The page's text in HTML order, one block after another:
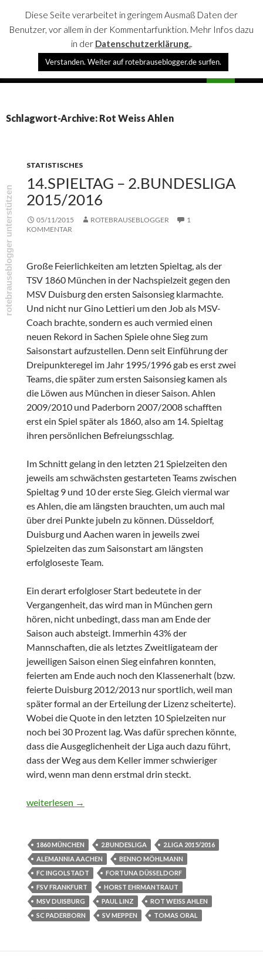
rotebrauseblogger
SPRINGE
Schlagwort-Archive: Rot Weiss Ahlen
STATISTISCHES
14.SPIELTAG – 2.BUNDESLIGA
2015/2016
05/11/2015 ROTEBRAUSEBLOGGER
1
KOMMENTAR
Große Feierlichkeiten am letzten Spieltag, als der
TSV 1860 München in der Nachspielzeit gegen den
MSV Duisburg den ersten Saisonsieg klarmachte.
Und nicht nur Gino Lettieri um den Job als MSV-
Coach brachte, sondern es auch vermied einen
neuen Rekord in Sachen Spiele ohne Sieg zum
Saisonstart aufzustellen. Denn seit Einführung der
Dreipunkteregel im Jahr 1995/1996 gab es erst zwei
Teams, die später zum ersten Saisonsieg kamen als
die Löwen aus München in dieser Saison. Ahlen
2009/2010 und Paderborn 2007/2008 schafften
erst ein Spiel später als 1860, also am 14. Spieltag
ihren persönlichen Befreiungsschlag.
Im Schnitt gelang in den letzten 21 Spielzeiten den
jeweils am schwächsten gestarteten Teams zwischen
Spieltag 9 und 10 der erste Sieg. Gleich viermal war
es Ahlen, die am längsten brauchten, um auch mal
über drei Punkte jubeln zu können. Düsseldorf,
Duisburg und Aachen waren in jeweils zwei
Spielzeiten das zum Saisonstart am längsten
erfolgloseste Team.
Ein derart erfolgloser Start bedeutete in der
Vergangenheit, das wird man in München gern
hören, nicht unbedingt, dass man am Ende der
Saison auch absteigt. Immerhin 43% der
Mannschaften, die als letztes Zweitligateam der
jeweiligen Saison einen Sieg einfahren konnten,
feierten am Ende auch noch den Klassenerhalt (bzw.
feierte Duisburg 2012/2013 nur sportlich, weil man
später formal an der Erteilung der Lizenz scheiterte).
Wobei die Quote in den letzten 10 Spielzeiten nur
noch bei 30 Prozent lag. Was dafür sprechen könnte,
dass die Ausgeglichenheit der Liga auch dazu führt,
dass der Weg aus dem Keller immer schwieriger
wird, wenn man denn erstmal drin steckt.
14.Spieltag – 2.Bundesliga 2015/2016
weiterlesen →
1860 MÜNCHEN 2.BUNDESLIGA
2.LIGA 2015/2016
ALEMANNIA AACHEN
BENNO MÖHLMANN
FC INGOLSTADT
FORTUNA DÜSSELDORF
FSV FRANKFURT
HORST EHRMANTRAUT
MSV DUISBURG
PAUL LINZ
ROT WEISS AHLEN
SC PADERBORN
SV MEPPEN TOMAS ORAL
Diese Seite verarbeitet in geringem Ausmaß Daten der
Benutzer, vor allem in der Kommentarfunktion. Mehr Infos dazu
in der Datenschutzerklärung..
Verstanden. Weiter auf rotebrauseblogger.de surfen.
rotebrauseblogger unterstützen